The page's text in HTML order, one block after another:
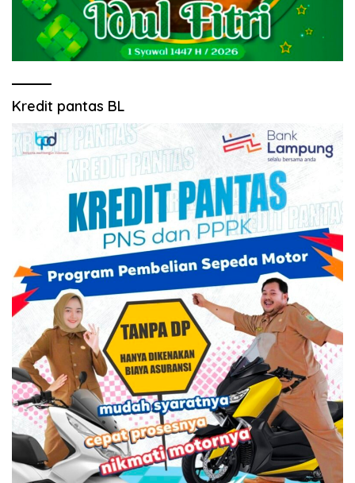
Kredit pantas BL